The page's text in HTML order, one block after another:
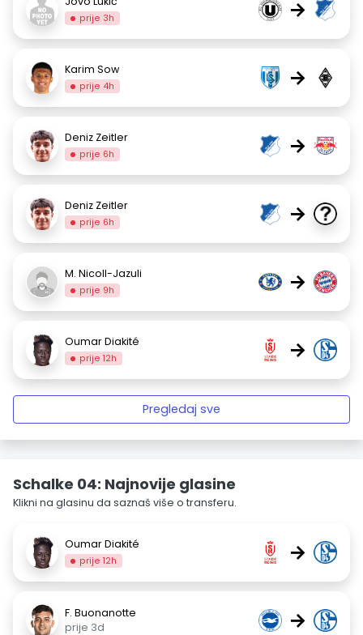
prije 3h →
Karim Sow
prije 4h →
Deniz Zeitler
prije 6h →
Deniz Zeitler
prije 6h →
M. Nicoll-Jazuli
prije 9h →
Oumar Diakité
prije 12h →
Pregledaj sve
Schalke 04: Najnovije glasine
Klikni na glasinu da saznaš više o transferu.
Oumar Diakité
prije 12h →
F. Buonanotte
prije 3d
→